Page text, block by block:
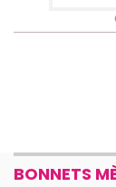
BONNETS